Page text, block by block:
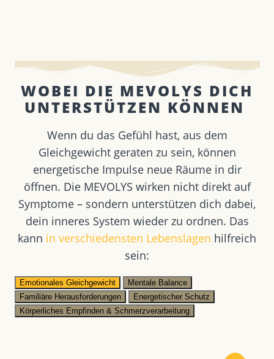
WOBEI DIE MEVOLYS DICH
UNTERSTÜTZEN KÖNNEN ​
Wenn du das Gefühl hast, aus dem
Gleichgewicht geraten zu sein, können
energetische Impulse neue Räume in dir
öffnen. Die MEVOLYS wirken nicht direkt auf
Symptome – sondern unterstützen dich dabei,
dein inneres System wieder zu ordnen. Das
kann in verschiedensten Lebenslagen hilfreich
sein:
Emotionales Gleichgewicht
Mentale Balance
Familiäre Herausforderungen
Energetischer Schutz
Körperliches Empfinden & Schmerzverarbeitung